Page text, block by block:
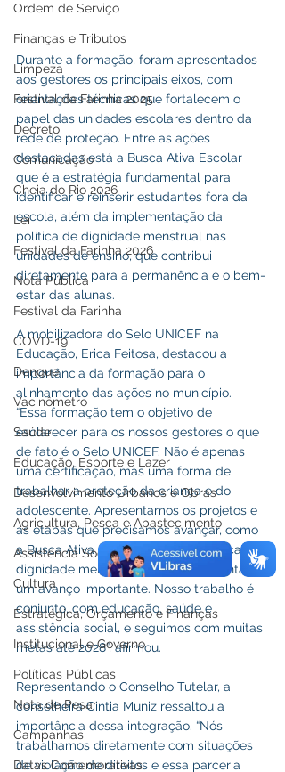
Ordem de Serviço
Finanças e Tributos
Limpeza
Festival da Farinha 2025
Decreto
Comunicação
Cheia do Rio 2026
Lei
Festival da Farinha 2026
Nota Pública
Festival da Farinha
COVD-19
Dengue
Vacinômetro
Saúde
Educação, Esporte e Lazer
Desenvolvimento Urbanos e Obras
Agricultura, Pesca e Abastecimento
Assistência Social
Cultura
Estratégica, Orçamento e Finanças
Institucional e Governo
Políticas Públicas
Nota de Pesar
Campanhas
Datas Comemorativas
Durante a formação, foram apresentados
aos gestores os principais eixos, com
orientações técnicas que fortalecem o
papel das unidades escolares dentro da
rede de proteção. Entre as ações
destacadas está a Busca Ativa Escolar
que é a estratégia fundamental para
identificar e reinserir estudantes fora da
escola, além da implementação da
política de dignidade menstrual nas
unidades de ensino, que contribui
diretamente para a permanência e o bem-
estar das alunas.
A mobilizadora do Selo UNICEF na
Educação, Erica Feitosa, destacou a
importância da formação para o
alinhamento das ações no município.
“Essa formação tem o objetivo de
esclarecer para os nossos gestores o que
de fato é o Selo UNICEF. Não é apenas
uma certificação, mas uma forma de
trabalhar a proteção da criança e do
adolescente. Apresentamos os projetos e
as etapas que precisamos avançar, como
a Busca Ativa Escolar, além da política de
dignidade menstrual, que já representa
um avanço importante. Nosso trabalho é
conjunto, com educação, saúde e
assistência social, e seguimos com muitas
metas até 2028”, afirmou.
Representando o Conselho Tutelar, a
conselheira Cintia Muniz ressaltou a
importância dessa integração. “Nós
trabalhamos diretamente com situações
de violação de direitos e essa parceria